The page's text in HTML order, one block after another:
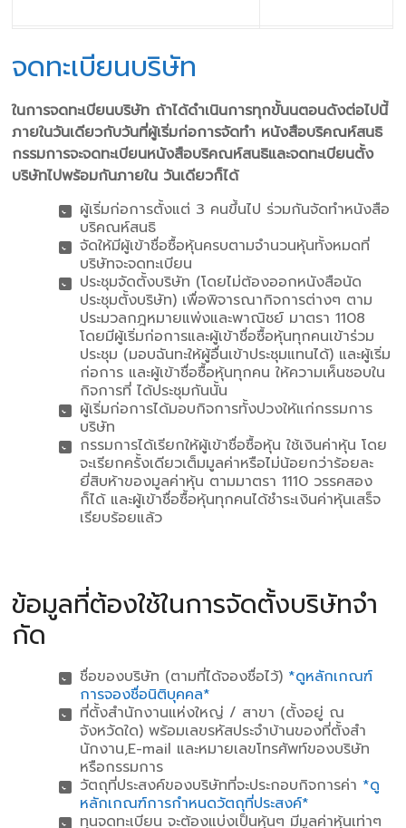
จดทะเบียนบริษัท
ในการจดทะเบียนบริษัท ถ้าได้ดําเนินการทุกขั้นนตอนดังต่อไปนี้
ภายในวันเดียวกับวันที่ผู้เริ่มก่อการจัดทํา หนังสือบริคณห์สนธิ
กรรมการจะจดทะเบียนหนังสือบริคณห์สนธิและจดทะเบียนตั้ง
บริษัทไปพร้อมกันภายใน วันเดียวก็ได้
ผู้เริ่มก่อการตั้งแต่ 3 คนขึ้นไป ร่วมกันจัดทําหนังสือ
บริคณห์สนธิ
จัดให้มีผู้เข้าชื่อซื้อหุ้นครบตามจํานวนหุ้นทั้งหมดที่
บริษัทจะจดทะเบียน
ประชุมจัดตั้งบริษัท (โดยไม่ต้องออกหนังสือนัด
ประชุมตั้งบริษัท) เพื่อพิจารณากิจการต่างๆ ตาม
ประมวลกฎหมายแพ่งและพาณิชย์ มาตรา 1108
โดยมีผู้เริ่มก่อการและผู้เข้าชื่อซื้อหุ้นทุกคนเข้าร่วม
ประชุม (มอบฉันทะให้ผู้อื่นเข้าประชุมแทนได้) และผู้เริ่ม
ก่อการ และผู้เข้าชื่อซื้อหุ้นทุกคน ให้ความเห็นชอบใน
กิจการที่ ได้ประชุมกันนั้น
ผู้เริ่มก่อการได้มอบกิจการทั้งปวงให้แก่กรรมการ
บริษัท
กรรมการได้เรียกให้ผู้เข้าชื่อซื้อหุ้น ใช้เงินค่าหุ้น โดย
จะเรียกครั้งเดียวเต็มมูลค่าหรือไม่น้อยกว่าร้อยละ
ยี่สิบห้าของมูลค่าหุ้น ตามมาตรา 1110 วรรคสอง
ก็ได้ และผู้เข้าชื่อซื้อหุ้นทุกคนได้ชําระเงินค่าหุ้นเสร็จ
เรียบร้อยแล้ว
ข้อมูลที่ต้องใช้ในการจัดตั้งบริษัทจํา
กัด
ชื่อของบริษัท (ตามที่ได้จองชื่อไว้) *ดูหลักเกณฑ์
การจองชื่อนิติบุคคล*
ที่ตั้งสํานักงานแห่งใหญ่ / สาขา (ตั้งอยู่ ณ
จังหวัดใด) พร้อมเลขรหัสประจําบ้านของที่ตั้งสํา
นักงาน,E-mail และหมายเลขโทรศัพท์ของบริษัท
หรือกรรมการ
วัตถุที่ประสงค์ของบริษัทที่จะประกอบกิจการค่า *ดู
หลักเกณฑ์การกําหนดวัตถุที่ประสงค์*
ทุนจดทะเบียน จะต้องแบ่งเป็นหุ้นๆ มีมูลค่าหุ้นเท่าๆ